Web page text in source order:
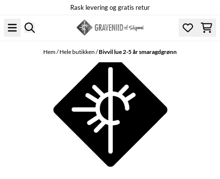
Rask levering og gratis retur
Hem/Hele butikken /Bivvil lue 2-5 år smaragdgrønn